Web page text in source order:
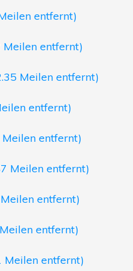
entfernt)
Meilen entfernt)
Meilen entfernt)
entfernt)
entfernt)
Meilen entfernt)
entfernt)
entfernt)
Meilen entfernt)